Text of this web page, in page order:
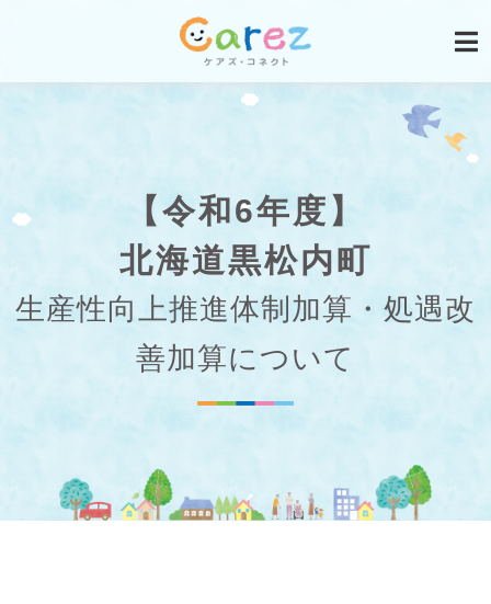
【令和6年度】
北海道黒松内町
生産性向上推進体制加算・処遇改
善加算について